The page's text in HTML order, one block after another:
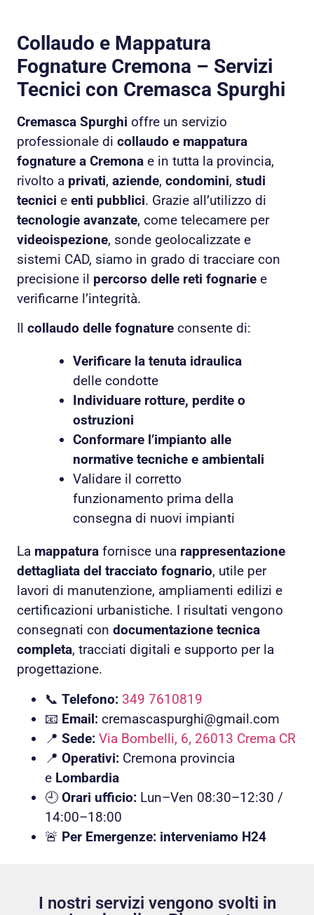
Collaudo e Mappatura
Fognature Cremona – Servizi
Tecnici con Cremasca Spurghi
Cremasca Spurghi offre un servizio
professionale di collaudo e mappatura
fognature a Cremona e in tutta la provincia,
rivolto a privati, aziende, condomini, studi
tecnici e enti pubblici. Grazie all’utilizzo di
tecnologie avanzate, come telecamere per
videoispezione, sonde geolocalizzate e
sistemi CAD, siamo in grado di tracciare con
precisione il percorso delle reti fognarie e
verificarne l’integrità.
Il collaudo delle fognature consente di:
Verificare la tenuta idraulica
delle condotte
Individuare rotture, perdite o
ostruzioni
Conformare l’impianto alle
normative tecniche e ambientali
Validare il corretto
funzionamento prima della
consegna di nuovi impianti
La mappatura fornisce una rappresentazione
dettagliata del tracciato fognario, utile per
lavori di manutenzione, ampliamenti edilizi e
certificazioni urbanistiche. I risultati vengono
consegnati con documentazione tecnica
completa, tracciati digitali e supporto per la
progettazione.
📞 Telefono: 349 7610819
📧 Email: cremascaspurghi@gmail.com
📍 Sede: Via Bombelli, 6, 26013 Crema CR
📍 Operativi: Cremona provincia
e Lombardia
🕘 Orari ufficio: Lun–Ven 08:30–12:30 /
14:00–18:00
🚨 Per Emergenze: interveniamo H24
I nostri servizi vengono svolti in